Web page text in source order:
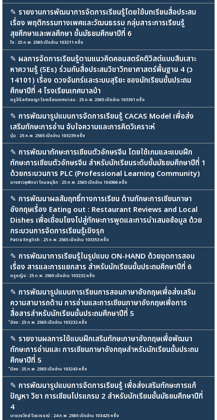
✎ รายงานการพัฒนาการจัดการเรียนรู้โดยใช้บทเรียนสื่อประสม
เรื่อง พฤติกรรมทางเพศและวัฒนธรรม กลุ่มสาระการเรียนรู้
สุขศึกษาและพลศึกษา ชั้นมัธยมศึกษาปีที่ 6
โอ : 25 ก.พ. 2565 เปิดอ่าน 103211 ครั้ง
✎ ผลการจัดการเรียนรู้ตามแนวคิดคอนสตรัคติวิสต์แบบสืบเสาะ
หาความรู้ (5Es) ร่วมกับสื่อประสมวิชาวิทยาศาสตร์พื้นฐาน 4 (ว
14101) เรื่อง ดวงจันทร์และระบบสุริยะ ของนักเรียนชั้นประถม
ศึกษาปีที่ 4 โรงเรียนเทศบาลบ้า
ครูสิริลภัสชญา โรงเรียนเทศบาลบ : 25 ก.พ. 2565 เปิดอ่าน 103301 ครั้ง
✎ การพัฒนารูปแบบการจัดการเรียนรู้ CACAS Model เพื่อส่ง
เสริมทักษะการอ่าน จับใจความและการคิดวิเคราะห์
บุ๋ม : 25 ก.พ. 2565 เปิดอ่าน 103239 ครั้ง
✎ การพัฒนาทักษะการเขียนตัวอักษรจีน โดยใช้เกมและแบบฝึก
ทักษะการเขียนตัวอักษรจีน สำหรับนักเรียนระดับชั้นมัธยมศึกษาปีที่ 1
ด้วยกระบวนการ PLC (Professional Learning Community)
นางสาวสุพัตรา โกมลมุสิก : 25 ก.พ. 2565 เปิดอ่าน 104366 ครั้ง
✎ การพัฒนาผลสัมฤทธิ์ทางการเรียน ด้านทักษะการเขียนภาษา
อังกฤษเรื่อง Eating out : Restaurant Reviews and Local
Dishes เพื่อเชื่อมโยงไปสู่ทักษะการพูดและการนำเสนอข้อมูล ด้วย
กระบวนการจัดการเรียนรู้เชิงรุก
Patra English : 25 ก.พ. 2565 เปิดอ่าน 103353 ครั้ง
✎ การพัฒนาการเรียนรู้ในรูปแบบ ON-HAND ด้วยชุดการสอน
เรื่อง สารและการแยกสาร สำหรับนักเรียนชั้นประถมศึกษาปีที่ 6
ครูหญิง : 25 ก.พ. 2565 เปิดอ่าน 103232 ครั้ง
✎ การพัฒนารูปแบบการเรียนการสอนภาษาอังกฤษเพื่อส่งเสริม
ความสามารถด้าน การอ่านและการเขียนภาษาอังกฤษเพื่อการ
สื่อสารสำหรับนักเรียนชั้นประถมศึกษาปีที่ 5
้น้อง : 25 ก.พ. 2565 เปิดอ่าน 103232 ครั้ง
✎ รายงานผลการใช้แบบฝึกเสริมทักษะภาษาอังกฤษเพื่อพัฒนา
ทักษะการอ่านและ การเขียนภาษาอังกฤษสำหรับนักเรียนชั้นประถม
ศึกษาปีที่ 5
้น้อง : 25 ก.พ. 2565 เปิดอ่าน 103243 ครั้ง
✎ การพัฒนารูปแบบการจัดการเรียนรู้ เพื่อส่งเสริมทักษะการแก้
ปัญหา วิชา การเขียนโปรแกรม 2 สำหรับนักเรียนชั้นมัธยมศึกษาปีที่
4
นายวรวิทย์ ไวยวรรณ์ : 24 ก.พ. 2565 เปิดอ่าน 103425 ครั้ง